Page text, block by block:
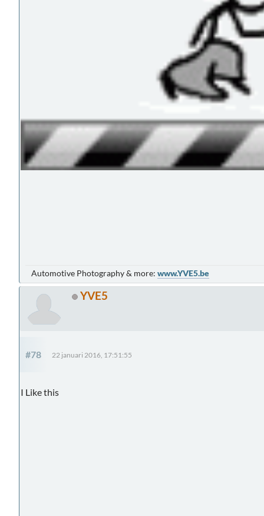
Automotive Photography & more: www.YVE5.be
YVE5
#78 22 januari 2016, 17:51:55
I Like this